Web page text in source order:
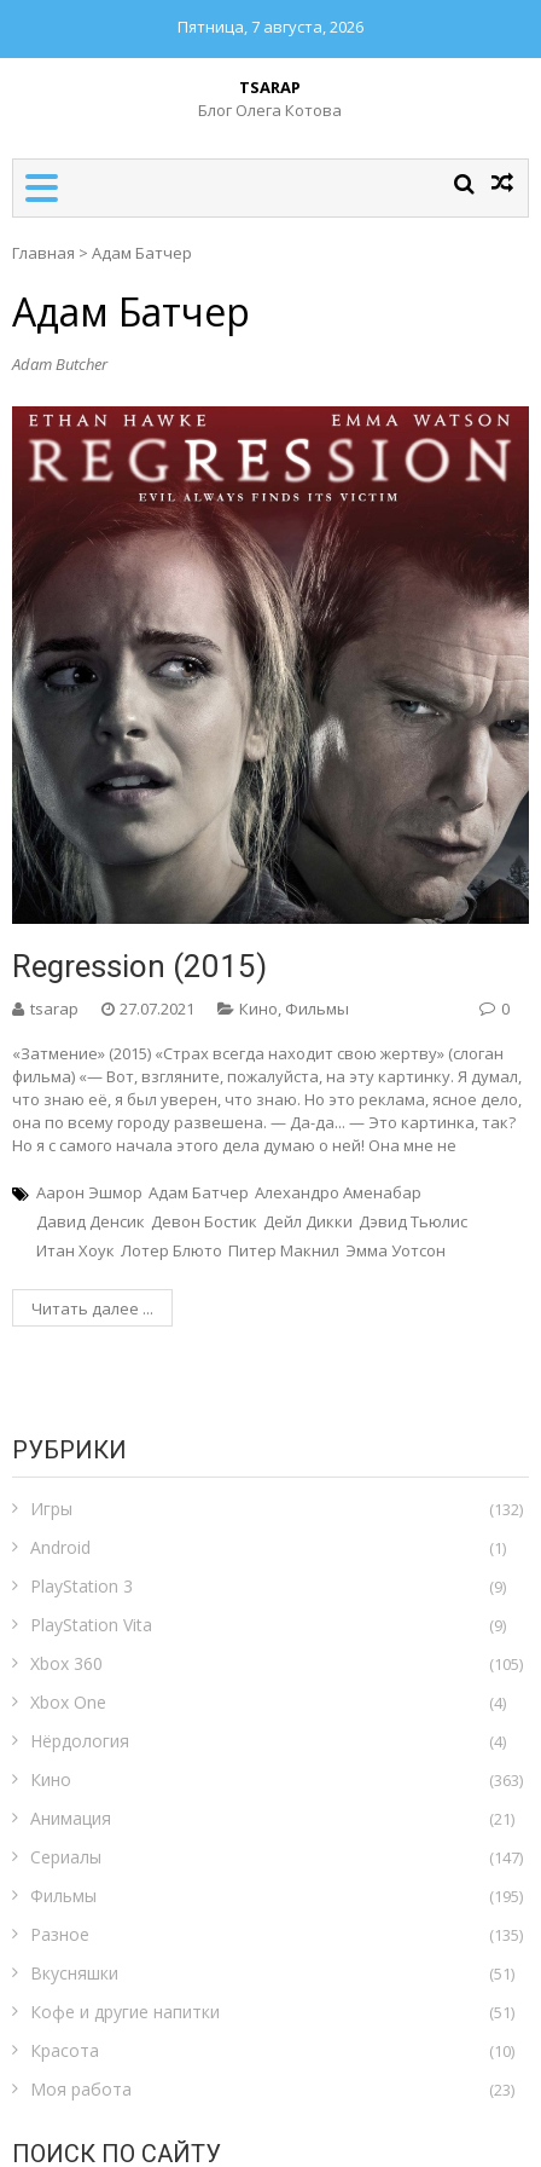
Пятница, 7 августа, 2026
TSARAP
Блог Олега Котова
Главная > Адам Батчер
Адам Батчер
Adam Butcher
Regression (2015)
tsarap 27.07.2021 Кино, Фильмы 0
«Затмение» (2015) «Страх всегда находит свою жертву» (слоган
фильма) «— Вот, взгляните, пожалуйста, на эту картинку. Я думал,
что знаю её, я был уверен, что знаю. Но это реклама, ясное дело,
она по всему городу развешена. — Да-да... — Это картинка, так?
Но я с самого начала этого дела думаю о ней! Она мне не
Аарон Эшмор Адам Батчер Алехандро Аменабар
Давид Денсик Девон Бостик Дейл Дикки Дэвид Тьюлис
Итан Хоук Лотер Блюто Питер Макнил Эмма Уотсон
Читать далее ...
РУБРИКИ
Игры (132)
Android (1)
PlayStation 3 (9)
PlayStation Vita (9)
Xbox 360 (105)
Xbox One (4)
Нёрдология (4)
Кино (363)
Анимация (21)
Сериалы (147)
Фильмы (195)
Разное (135)
Вкусняшки (51)
Кофе и другие напитки (51)
Красота (10)
Моя работа (23)
ПОИСК ПО САЙТУ